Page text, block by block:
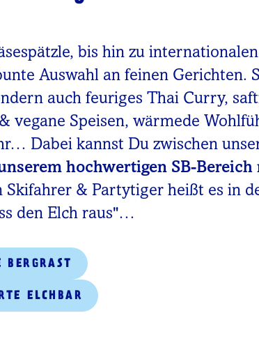
bis hin zu
Auswahl an feinen Gerichten.
auch feuriges Thai Curry,
vegane Speisen, wärmede
Dabei kannst Du zwischen
hochwertigen SB-Bereich
& Partytiger heißt es in
den Elch raus"…
BERGRAST
ELCHBAR